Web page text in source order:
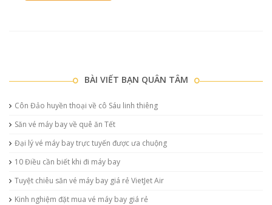
BÀI VIẾT BẠN QUÂN TÂM
Côn Đảo huyền thoại về cô Sáu linh thiêng
Săn vé máy bay về quê ăn Tết
Đại lý vé máy bay trực tuyến được ưa chuộng
10 Điều cần biết khi đi máy bay
Tuyệt chiêu săn vé máy bay giá rẻ VietJet Air
Kinh nghiệm đặt mua vé máy bay giá rẻ